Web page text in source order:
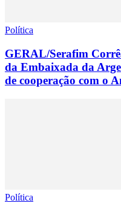
Política
GERAL/Serafim
da Embaixada da
de cooperação com o
Política